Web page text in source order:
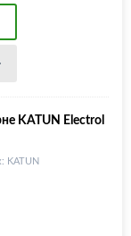
KATUN Electrol
KATUN